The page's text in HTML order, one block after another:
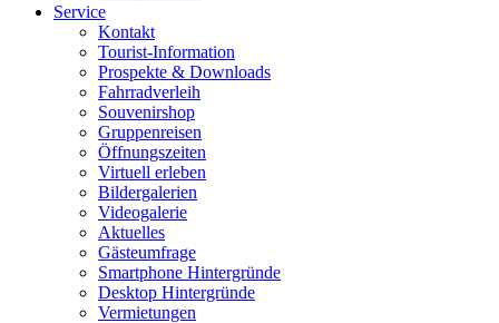
Service
Kontakt
Tourist-Information
Prospekte & Downloads
Fahrradverleih
Souvenirshop
Gruppenreisen
Öffnungszeiten
Virtuell erleben
Bildergalerien
Videogalerie
Aktuelles
Gästeumfrage
Smartphone Hintergründe
Desktop Hintergründe
Vermietungen